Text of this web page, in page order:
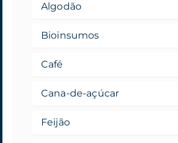
Algodão
Bioinsumos
Café
Cana-de-açúcar
Feijão